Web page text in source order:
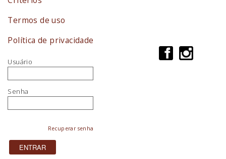
Termos de uso
Política de privacidade
Usuário
Senha
Recuperar senha